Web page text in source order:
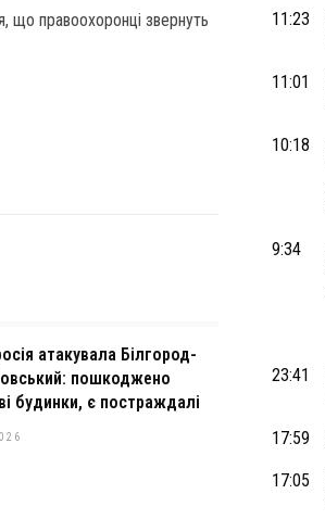
що правоохоронці звернуть
атакувала Білгород-
пошкоджено
будинки, є постраждалі
11:23
11:01
10:18
9:34
23:41
17:59
17:05